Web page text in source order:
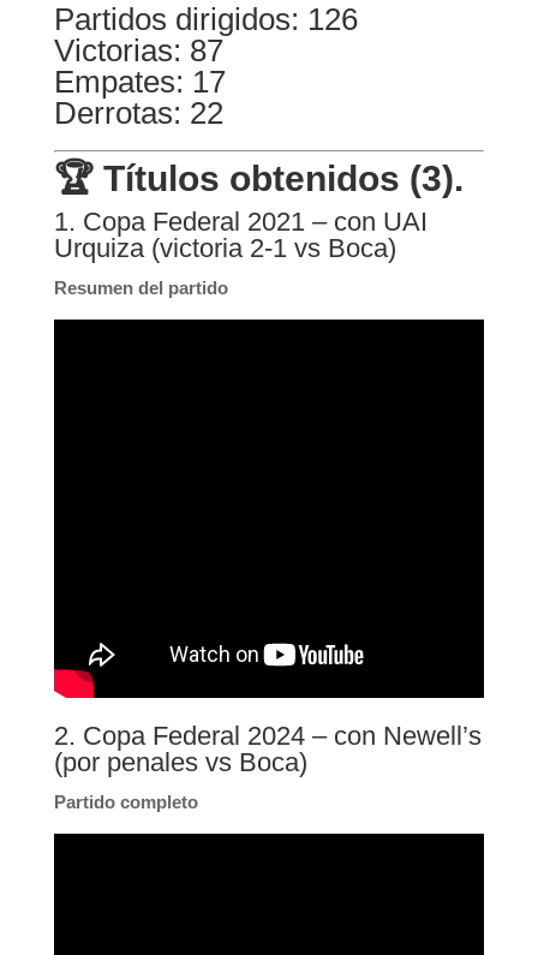
Partidos dirigidos: 126
Victorias: 87
Empates: 17
Derrotas: 22
🏆 Títulos obtenidos (3).
1. Copa Federal 2021 – con UAI
Urquiza (victoria 2-1 vs Boca)
Resumen del partido
2. Copa Federal 2024 – con Newell’s
(por penales vs Boca)
Partido completo